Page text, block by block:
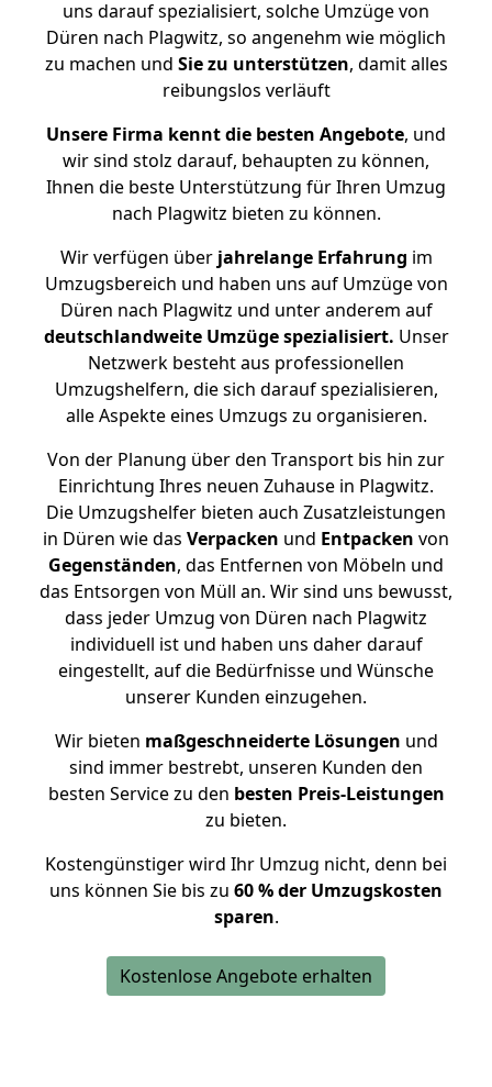
uns darauf spezialisiert, solche Umzüge von
Düren nach Plagwitz, so angenehm wie möglich
zu machen und Sie zu unterstützen, damit alles
reibungslos verläuft
Unsere Firma kennt die besten Angebote, und
wir sind stolz darauf, behaupten zu können,
Ihnen die beste Unterstützung für Ihren Umzug
nach Plagwitz bieten zu können.
Wir verfügen überjahrelange Erfahrung im
Umzugsbereich und haben uns auf Umzüge von
Düren nach Plagwitz und unter anderem auf
deutschlandweite Umzüge spezialisiert. Unser
Netzwerk besteht aus professionellen
Umzugshelfern, die sich darauf spezialisieren,
alle Aspekte eines Umzugs zu organisieren.
Von der Planung über den Transport bis hin zur
Einrichtung Ihres neuen Zuhause in Plagwitz.
Die Umzugshelfer bieten auch Zusatzleistungen
in Düren wie das Verpacken und Entpacken von
Gegenständen, das Entfernen von Möbeln und
das Entsorgen von Müll an. Wir sind uns bewusst,
dass jeder Umzug von Düren nach Plagwitz
individuell ist und haben uns daher darauf
eingestellt, auf die Bedürfnisse und Wünsche
unserer Kunden einzugehen.
Wir bieten maßgeschneiderte Lösungen und
sind immer bestrebt, unseren Kunden den
besten Service zu den besten Preis-Leistungen
zu bieten.
Kostengünstiger wird Ihr Umzug nicht, denn bei
uns können Sie bis zu 60 % der Umzugskosten
sparen.
Kostenlose Angebote erhalten